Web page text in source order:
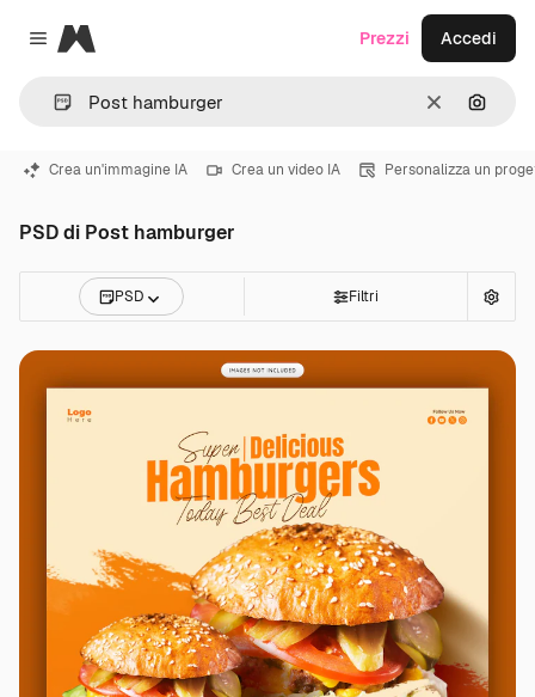
Close menu
Magnific
CancellaCerca
Prezzi Accedi
Crea un'immagine IA Crea un video IA Personalizza un
PSD di Post hamburger
PSD Filtri